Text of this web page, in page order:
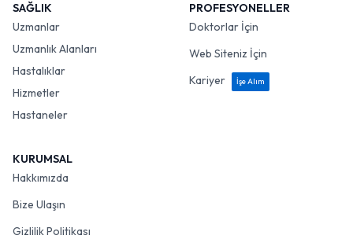
SAĞLIK
Uzmanlar
Uzmanlık Alanları
Hastalıklar
Hizmetler
Hastaneler
PROFESYONELLER
Doktorlar İçin
Web Siteniz İçin
Kariyer
İşe Alım
KURUMSAL
Hakkımızda
Bize Ulaşın
Gizlilik Politikası